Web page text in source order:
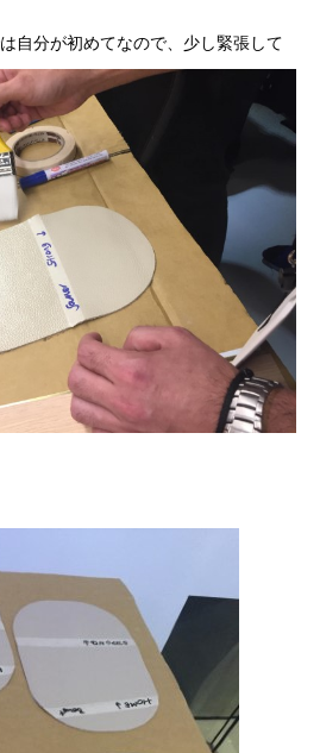
は自分が初めてなので、少し緊張して